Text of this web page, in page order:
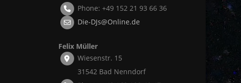
Phone: +49 152 21 93 66 36
Die-DJs@Online.de
Felix Müller
Wiesenstr. 15
31542 Bad Nenndorf